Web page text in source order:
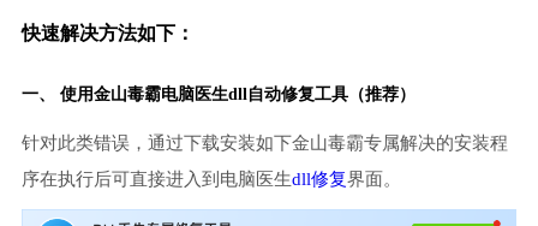
快速解决方法如下：
一、 使用金山毒霸电脑医生dll自动修复工具（推荐）
针对此类错误，通过下载安装如下金山毒霸专属解决的安装程
序在执行后可直接进入到电脑医生dll修复界面。